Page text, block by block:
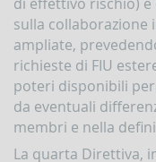
sulla collaborazione
ampliate,
richieste di FIU
poteri disponibili
da eventuali
membri e nella
La quarta Direttiva,